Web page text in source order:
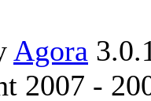
Agora
2007 -